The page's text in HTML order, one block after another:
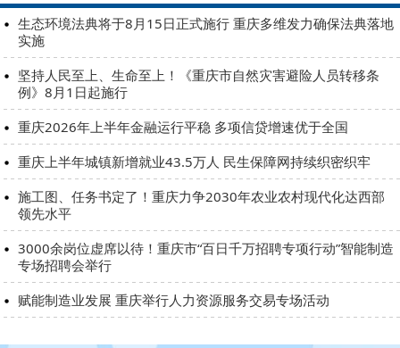
生态环境法典将于8月15日正式施行 重庆多维发力确保法典落地
实施
坚持人民至上、生命至上！《重庆市自然灾害避险人员转移条
例》8月1日起施行
重庆2026年上半年金融运行平稳 多项信贷增速优于全国
重庆上半年城镇新增就业43.5万人 民生保障网持续织密织牢
施工图、任务书定了！重庆力争2030年农业农村现代化达西部
领先水平
3000余岗位虚席以待！重庆市“百日千万招聘专项行动”智能制造
专场招聘会举行
赋能制造业发展 重庆举行人力资源服务交易专场活动